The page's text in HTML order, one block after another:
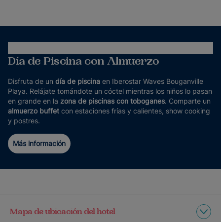
Día de Piscina con Almuerzo
Disfruta de un día de piscina en Iberostar Waves Bouganville
Playa. Relájate tomándote un cóctel mientras los niños lo pasan
en grande en la zona de piscinas con toboganes. Comparte un
almuerzo buffet con estaciones frías y calientes, show cooking
y postres.
Más información
Mapa de ubicación del hotel